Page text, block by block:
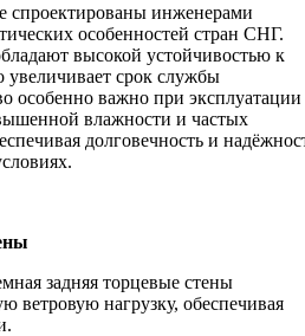
инженерами
особенностей стран СНГ.
высокой устойчивостью к
увеличивает срок службы
особенно важно при эксплуатации
влажности и частых
долговечность и
задняя торцевые стены
ветровую нагрузку, обеспечивая